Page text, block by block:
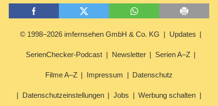
© 1998–2026 imfernsehen GmbH & Co. KG Updates
SerienChecker-Podcast Newsletter Serien A–Z
Filme A–Z Impressum Datenschutz
Datenschutzeinstellungen Jobs Werbung schalten